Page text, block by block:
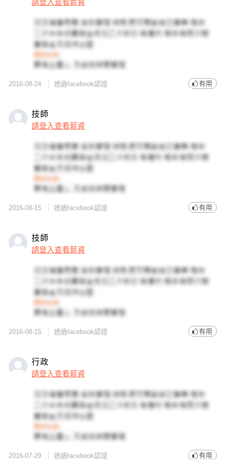
2016-08-24 透過facebook認證 有用
技師
請登入查看薪資
2016-08-15 透過facebook認證 有用
技師
請登入查看薪資
2016-08-15 透過facebook認證 有用
行政
請登入查看薪資
2016-07-29 透過facebook認證 有用